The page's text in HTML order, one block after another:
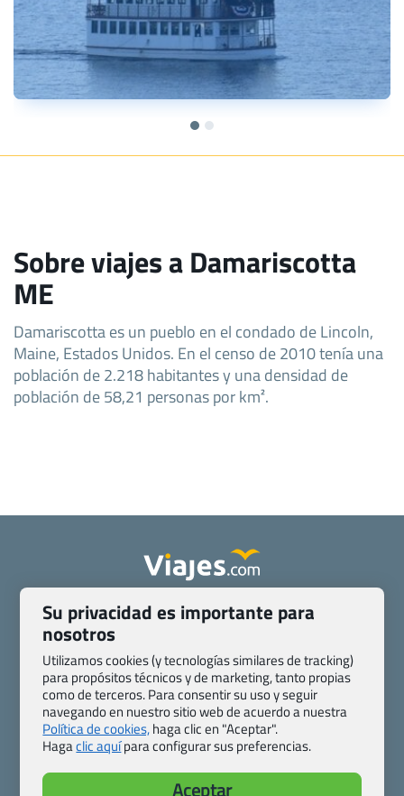
Sobre viajes a Damariscotta
ME
Damariscotta es un pueblo en el condado de Lincoln,
Maine, Estados Unidos. En el censo de 2010 tenía una
población de 2.218 habitantes y una densidad de
población de 58,21 personas por km².
Quienes somos
Contacto
Pasaporte, Visado, Salud y otras disposiciones específicas
Blog de Viajes.com
Registro de agencias
Preguntas frecuentes
Condiciones generales
Política de privacidad y cookies
Transparencia
Todas las páginas – sitemap
Viajes.com
Last Minute Express S.L.U.
Su privacidad es importante para
nosotros
Utilizamos cookies (y tecnologías similares de tracking)
para propósitos técnicos y de marketing, tanto propias
como de terceros. Para consentir su uso y seguir
navegando en nuestro sitio web de acuerdo a nuestra
Política de cookies,haga clic en "Aceptar".
Hagaclic aquípara configurar sus preferencias.